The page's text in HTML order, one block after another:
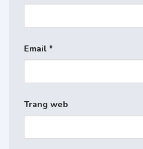
Email *
Trang web